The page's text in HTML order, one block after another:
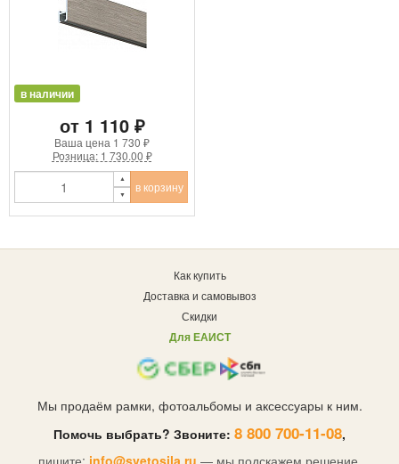
в наличии
от 1 110 ₽
Ваша цена 1 730 ₽
Розница: 1 730.00 ₽
в корзину
Как купить
Доставка и самовывоз
Скидки
Для ЕАИСТ
Мы продаём рамки, фотоальбомы и аксессуары к ним.
Помочь выбрать? Звоните: 8 800 700-11-08,
пишите: info@svetosila.ru — мы подскажем решение.